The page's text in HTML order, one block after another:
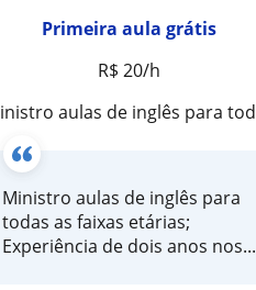
Primeira aula grátis
R$ 20/h
Ministro aulas de inglês para todas as faixas etárias; Experiência de dois anos nos Estados Unidos para aperfeiçoamento da língua inglesa; Professora desde 2010
Ministro aulas de inglês para
todas as faixas etárias;
Experiência de dois anos nos...